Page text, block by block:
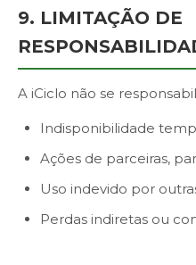
9. LIMITAÇÃO DE
A iCiclo não se
Indisponibilidade
Ações de parceiras,
Uso indevido por
Perdas indiretas ou